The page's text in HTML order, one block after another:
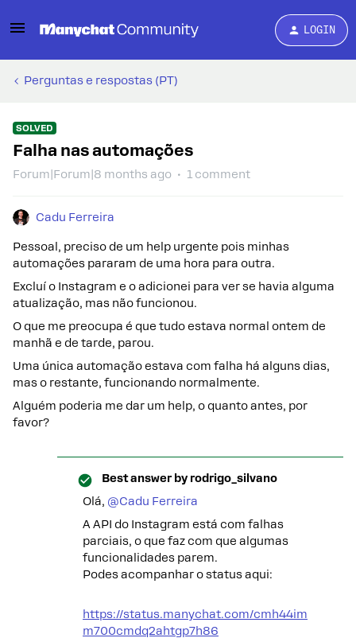
LOGIN
Perguntas e respostas (PT)
SOLVED
Falha nas automações
Forum|Forum|8 months ago 1 comment
Cadu Ferreira
Pessoal, preciso de um help urgente pois minhas
automações pararam de uma hora para outra.
Excluí o Instagram e o adicionei para ver se havia alguma
atualização, mas não funcionou.
O que me preocupa é que tudo estava normal ontem de
manhã e de tarde, parou.
Uma única automação estava com falha há alguns dias,
mas o restante, funcionando normalmente.
Alguém poderia me dar um help, o quanto antes, por
favor?
Best answer by rodrigo_silvano
Olá, ​ @Cadu Ferreira
A API do Instagram está com falhas
parciais, o que faz com que algumas
funcionalidades parem.
Podes acompanhar o status aqui:
https://status.manychat.com/cmh44im
m700cmdq2ahtgp7h86